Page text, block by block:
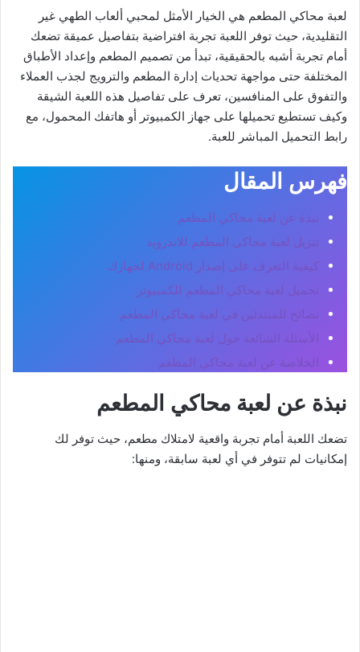
لعبة محاكي المطعم هي الخيار الأمثل لمحبي ألعاب الطهي غير
التقليدية، حيث توفر اللعبة تجربة افتراضية بتفاصيل عميقة تضعك
أمام تجربة أشبه بالحقيقية، تبدأ من تصميم المطعم وإعداد الأطباق
المختلفة حتى مواجهة تحديات إدارة المطعم والترويج لجذب العملاء
والتفوق على المنافسين، تعرف على تفاصيل هذه اللعبة الشيقة
وكيف تستطيع تحميلها على جهاز الكمبيوتر أو هاتفك المحمول، مع
رابط التحميل المباشر للعبة.
فهرس المقال
نبذة عن لعبة محاكي المطعم
تنزيل لعبة محاكى المطعم للاندرويد
كيفية التعرف على إصدار Android لجهازك
تحميل لعبة محاكي المطعم للكمبيوتر
نصائح للمبتدئين في لعبة محاكي المطعم
الأسئلة الشائعة حول لعبة محاكي المطعم
الخلاصة عن لعبة محاكي المطعم
نبذة عن لعبة محاكي المطعم
تضعك اللعبة أمام تجربة واقعية لامتلاك مطعم، حيث توفر لك
إمكانيات لم تتوفر في أي لعبة سابقة، ومنها: